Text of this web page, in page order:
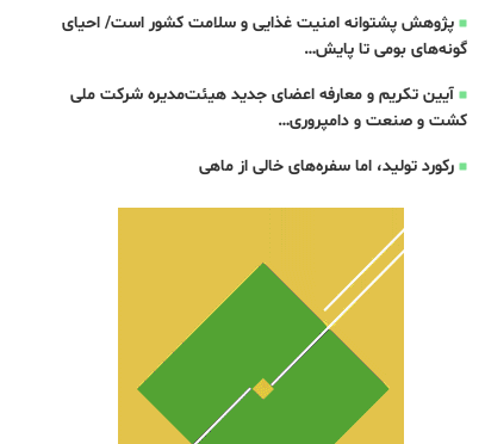
پژوهش پشتوانه امنیت غذایی و سلامت کشور است/ احیای
گونه‌های بومی تا پایش…
آیین تکریم و معارفه اعضای جدید هیئت‌مدیره شرکت ملی
کشت و صنعت و دامپروری…
رکورد تولید، اما سفره‌های خالی از ماهی